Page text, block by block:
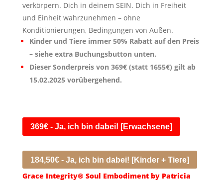
verkörpern. Dich in deinem SEIN. Dich in Freiheit
und Einheit wahrzunehmen – ohne
Konditionierungen, Bedingungen von Außen.
Kinder und Tiere immer 50% Rabatt auf den Preis
– siehe extra Buchungsbutton unten.
Dieser Sonderpreis von 369€ (statt 1655€) gilt ab
15.02.2025 vorübergehend.
369€ - Ja, ich bin dabei! [Erwachsene]
184,50€ - Ja, ich bin dabei! [Kinder + Tiere]
Grace Integrity® Soul Embodiment by Patricia